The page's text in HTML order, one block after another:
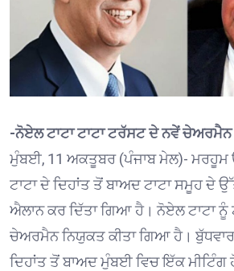
-ਨੋਏਲ ਟਾਟਾ ਟਾਟਾ ਟਰੱਸਟ ਦੇ ਨਵੇਂ
ਮੁੰਬਈ, 11 ਅਕਤੂਬਰ (ਪੰਜਾਬ ਮੇਲ)-
ਟਾਟਾ ਦੇ ਦਿਹਾਂਤ ਤੋਂ ਬਾਅਦ ਟਾਟਾ ਸਮੂਹ ਦੇ
ਐਲਾਨ ਕਰ ਦਿੱਤਾ ਗਿਆ ਹੈ। ਨੋਏਲ ਟਾਟਾ ਨੂੰ
ਚੇਅਰਮੈਨ ਨਿਯੁਕਤ ਕੀਤਾ ਗਿਆ ਹੈ।
ਦਿਹਾਂਤ ਤੋਂ ਬਾਅਦ ਮੁੰਬਈ ਵਿਚ ਇੱਕ ਮੀਟਿੰਗ